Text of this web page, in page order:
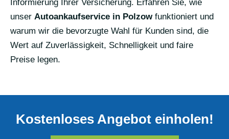
Informierung Ihrer Versicherung. Erfahren Sie, wie
unser Autoankaufservice in Polzowfunktioniert und
warum wir die bevorzugte Wahl für Kunden sind, die
Wert auf Zuverlässigkeit, Schnelligkeit und faire
Preise legen.
Kostenloses Angebot einholen!